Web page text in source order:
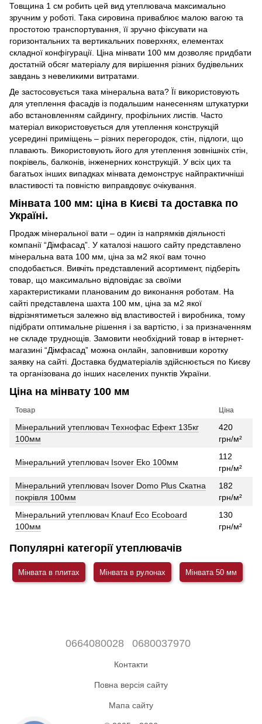
Товщина 1 см робить цей вид утеплювача максимально
зручним у роботі. Така сировина приваблює малою вагою та
простотою транспортування, її зручно фіксувати на
горизонтальних та вертикальних поверхнях, елементах
складної конфігурації. Ціна мінвати 100 мм дозволяє придбати
достатній обсяг матеріалу для вирішення різних будівельних
завдань з невеликими витратами.
Де застосовується така мінеральна вата? Її використовують
для утеплення фасадів із подальшим нанесенням штукатурки
або встановленням сайдингу, профільних листів. Часто
матеріал використовується для утеплення конструкцій
усередині приміщень – різних перегородок, стін, підлоги, що
плавають. Використовують його для утеплення зовнішніх стін,
покрівель, балконів, інженерних конструкцій. У всіх цих та
багатьох інших випадках мінвата демонструє найпрактичніші
властивості та повністю виправдовує очікування.
Мінвата 100 мм: ціна в Києві та доставка по
Україні.
Продаж мінеральної вати – один із напрямків діяльності
компанії “Дімфасад”. У каталозі нашого сайту представлено
мінеральна вата 100 мм, ціна за м2 якої вам точно
сподобається. Вивчіть представлений асортимент, підберіть
товар, що максимально відповідає за своїми
характеристиками планованим до виконання роботам. На
сайті представлена шахта 100 мм, ціна за м2 якої
відрізнятиметься залежно від властивостей і виробника, тому
підібрати оптимальне рішення і за вартістю, і за призначенням
не складе труднощів. Замовити необхідний товар в інтернет-
магазині “Дімфасад” можна онлайн, заповнивши коротку
заявку на сайті. Доставка будматеріалів здійснюється по Києву
та організована до інших населених пунктів України.
Ціна на мінвату 100 мм
Товар Ціна
Мінеральний утеплювач Технофас Ефект 135кг
100мм
420
грн/м²
Мінеральний утеплювач Isover Eko 100мм
112
грн/м²
Мінеральний утеплювач Isover Domo Plus Скатна
покрівля 100мм
182
грн/м²
Мінеральний утеплювач Knauf Eco Ecoboard
100мм
130
грн/м²
Популярні категорії утеплювачів
Мінвата в плитах Мінвата в рулонах Мінвата 50 мм
0664080028 0680037970
Контакти
Повна версія сайту
Мапа сайту